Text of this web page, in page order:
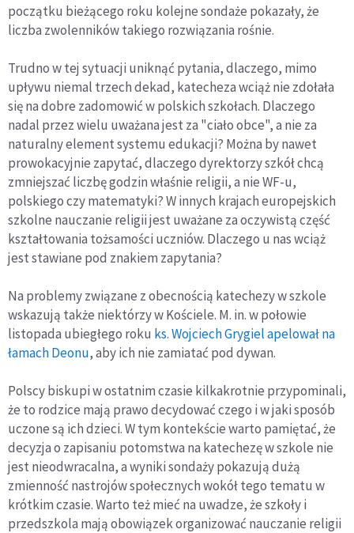
początku bieżącego roku kolejne sondaże pokazały, że
liczba zwolenników takiego rozwiązania rośnie.
Trudno w tej sytuacji uniknąć pytania, dlaczego, mimo
upływu niemal trzech dekad, katecheza wciąż nie zdołała
się na dobre zadomowić w polskich szkołach. Dlaczego
nadal przez wielu uważana jest za "ciało obce", a nie za
naturalny element systemu edukacji? Można by nawet
prowokacyjnie zapytać, dlaczego dyrektorzy szkół chcą
zmniejszać liczbę godzin właśnie religii, a nie WF-u,
polskiego czy matematyki? W innych krajach europejskich
szkolne nauczanie religii jest uważane za oczywistą część
kształtowania tożsamości uczniów. Dlaczego u nas wciąż
jest stawiane pod znakiem zapytania?
Na problemy związane z obecnością katechezy w szkole
wskazują także niektórzy w Kościele. M. in. w połowie
listopada ubiegłego roku ks. Wojciech Grygiel apelował na
łamach Deonu, aby ich nie zamiatać pod dywan.
Polscy biskupi w ostatnim czasie kilkakrotnie przypominali,
że to rodzice mają prawo decydować czego i w jaki sposób
uczone są ich dzieci. W tym kontekście warto pamiętać, że
decyzja o zapisaniu potomstwa na katechezę w szkole nie
jest nieodwracalna, a wyniki sondaży pokazują dużą
zmienność nastrojów społecznych wokół tego tematu w
krótkim czasie. Warto też mieć na uwadze, że szkoły i
przedszkola mają obowiązek organizować nauczanie religii